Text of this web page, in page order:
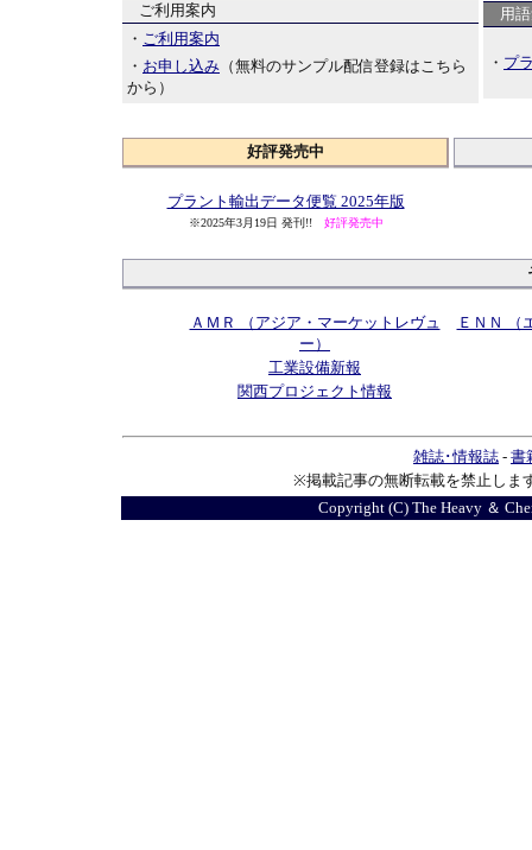
ご利用案内
・ ご利用案内
・ お申し込み （無料のサンプル配信登録はこちら
から）
用
・ プ
好評発売中
プラント輸出データ便覧 2025年版
※2025年3月19日 発刊!! 好評発売中
ＡＭＲ （アジア・マーケットレヴュ
ー）
ＥＮＮ （
工業設備新報
関西プロジェクト情報
雑誌･情報誌 - 書
※掲載記事の無断転載を禁止しま
Copyright (C) The Heavy ＆